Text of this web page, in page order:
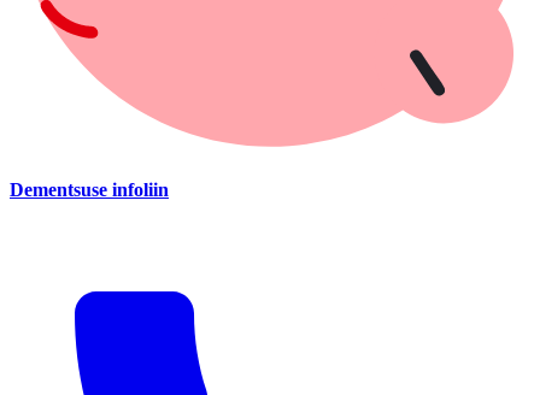
Dementsuse infoliin